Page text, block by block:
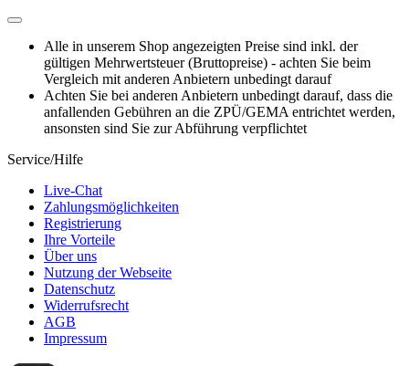
Alle in unserem Shop angezeigten Preise sind inkl. der
gültigen Mehrwertsteuer (Bruttopreise) - achten Sie beim
Vergleich mit anderen Anbietern unbedingt darauf
Achten Sie bei anderen Anbietern unbedingt darauf, dass die
anfallenden Gebühren an die ZPÜ/GEMA entrichtet werden,
ansonsten sind Sie zur Abführung verpflichtet
Service/Hilfe
Live-Chat
Zahlungsmöglichkeiten
Registrierung
Ihre Vorteile
Über uns
Nutzung der Webseite
Datenschutz
Widerrufsrecht
AGB
Impressum